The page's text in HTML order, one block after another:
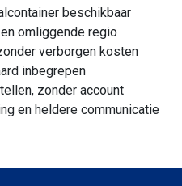
beschikbaar
omliggende regio
verborgen kosten
inbegrepen
zonder account
en heldere communicatie